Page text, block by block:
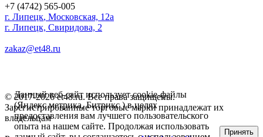
+7 (4742) 565-005
г. Липецк, Московская, 12а
г. Липецк, Свиридова, 2
zakaz@et48.ru
© 2017-2026 et48.ru. Все права защищены.
Зарегистрированные торговые марки принадлежат их
владельцам
Данный веб-сайт использует cookie-файлы
(Яндекс метрика, Битрикс ) в целях
предоставления вам лучшего пользовательского
опыта на нашем сайте. Продолжая использовать
Принять